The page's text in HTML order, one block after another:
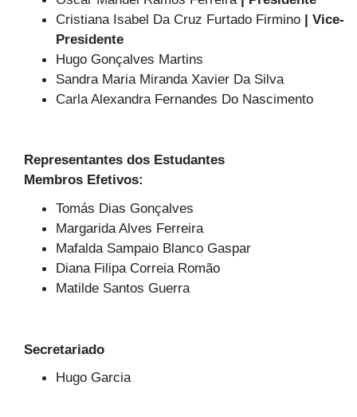
Cristiana Isabel Da Cruz Furtado Firmino | Vice-
Presidente
Hugo Gonçalves Martins
Sandra Maria Miranda Xavier Da Silva
Carla Alexandra Fernandes Do Nascimento
Representantes dos Estudantes
Membros Efetivos:
Tomás Dias Gonçalves
Margarida Alves Ferreira
Mafalda Sampaio Blanco Gaspar
Diana Filipa Correia Romão
Matilde Santos Guerra
Secretariado
Hugo Garcia